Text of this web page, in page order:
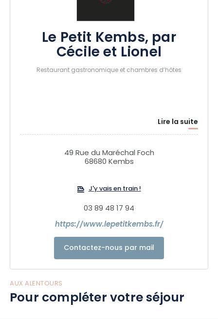
Le Petit Kembs, par
Cécile et Lionel
Restaurant gastronomique et chambres d’hôtes
Lire la suite
49 Rue du Maréchal Foch
68680 Kembs
J'y vais en train !
03 89 48 17 94
https://www.lepetitkembs.fr/
Contactez-nous par mail
AUX ALENTOURS
Pour compléter votre séjour